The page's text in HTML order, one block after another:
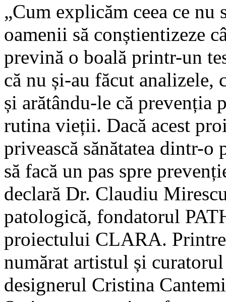
„Cum explicăm ceea ce nu
oamenii să conștientizeze
prevină o boală printr-un
că nu și-au făcut analizele,
și arătându-le că prevenția
rutina vieții. Dacă acest
privească sănătatea dintr-o
să facă un pas spre
declară Dr. Claudiu
patologică, fondatorul
proiectului CLARA.
numărat artistul și
designerul Cristina